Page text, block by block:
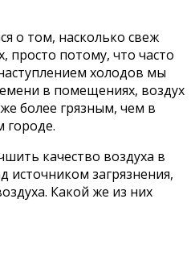
о том, насколько свеж
просто потому, что часто
холодов мы
в помещениях, воздух
более грязным, чем в
городе.
качество воздуха в
загрязнения,
Какой же из них